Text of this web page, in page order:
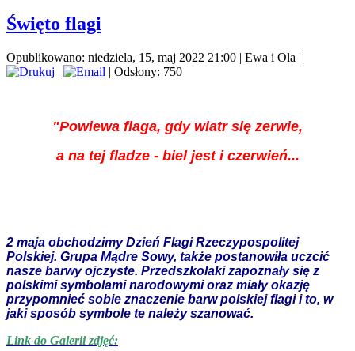
Święto flagi
Opublikowano: niedziela, 15, maj 2022 21:00 | Ewa i Ola |
|
| Odsłony: 750
"Powiewa flaga, gdy wiatr się zerwie,
a na tej fladze - biel jest i czerwień...
2 maja obchodzimy Dzień Flagi Rzeczypospolitej
Polskiej. Grupa Mądre Sowy, także postanowiła uczcić
nasze barwy ojczyste. Przedszkolaki zapoznały się z
polskimi symbolami narodowymi oraz miały okazję
przypomnieć sobie znaczenie barw polskiej flagi i to, w
jaki sposób symbole te należy szanować.
Link do Galerii zdjęć: